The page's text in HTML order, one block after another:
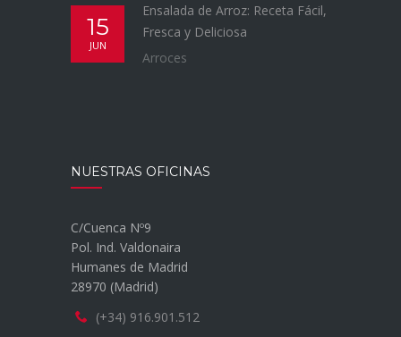
15
JUN
Ensalada de Arroz: Receta Fácil,
Fresca y Deliciosa
Arroces
NUESTRAS OFICINAS
C/Cuenca Nº9
Pol. Ind. Valdonaira
Humanes de Madrid
28970 (Madrid)
(+34) 916.901.512